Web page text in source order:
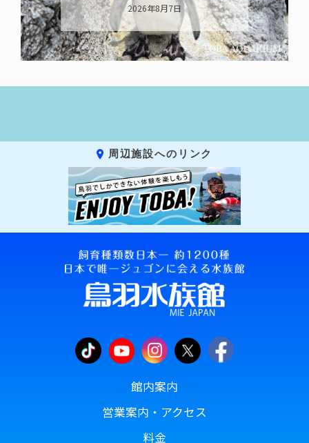
2026年8月7日
周辺施設へのリンク
館内案内
営業案内・アクセス
料金